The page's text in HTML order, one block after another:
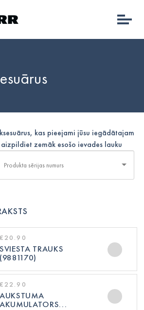
kas pieejami jūsu iegādātajam
zemāk esošo ievades lauku
€20.90
SVIESTA TRAUKS
(9881170)
€22.90
AUKSTUMA
AKUMULATORS...